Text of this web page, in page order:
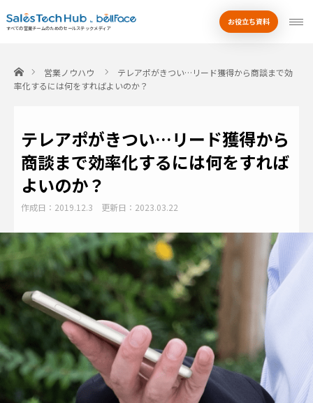
by
すべての営業チームのためのセールステックメディア
お役立ち資料
ホーム営業ノウハウ
テレアポがきつい…リード獲得から商談まで効
率化するには何をすればよいのか？
テレアポがきつい…リード獲得から
商談まで効率化するには何をすれば
よいのか？
作成日：2019.12.3 更新日：2023.03.22